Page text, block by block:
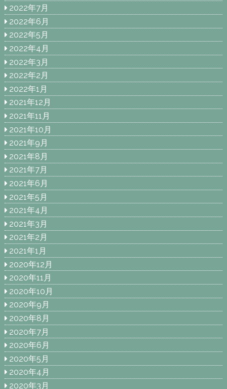
2022年7月
2022年6月
2022年5月
2022年4月
2022年3月
2022年2月
2022年1月
2021年12月
2021年11月
2021年10月
2021年9月
2021年8月
2021年7月
2021年6月
2021年5月
2021年4月
2021年3月
2021年2月
2021年1月
2020年12月
2020年11月
2020年10月
2020年9月
2020年8月
2020年7月
2020年6月
2020年5月
2020年4月
2020年3月